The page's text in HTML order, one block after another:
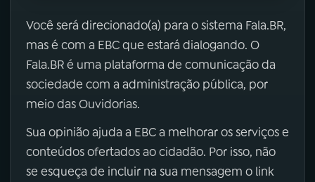
Você será direcionado(a) para o sistema Fala.BR,
mas é com a EBC que estará dialogando. O
Fala.BR é uma plataforma de comunicação da
sociedade com a administração pública, por
meio das Ouvidorias.
Sua opinião ajuda a EBC a melhorar os serviços e
conteúdos ofertados ao cidadão. Por isso, não
se esqueça de incluir na sua mensagem o link